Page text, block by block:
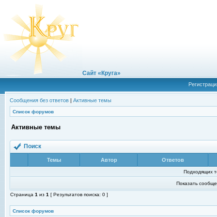
Сайт «Круга»
Сообщения без ответов | Активные темы
Список форумов
Активные темы
Поиск
Темы Автор Ответов
Подходящих
Показать
Страница 1 из 1 [ Результатов поиска: 0 ]
Список форумов